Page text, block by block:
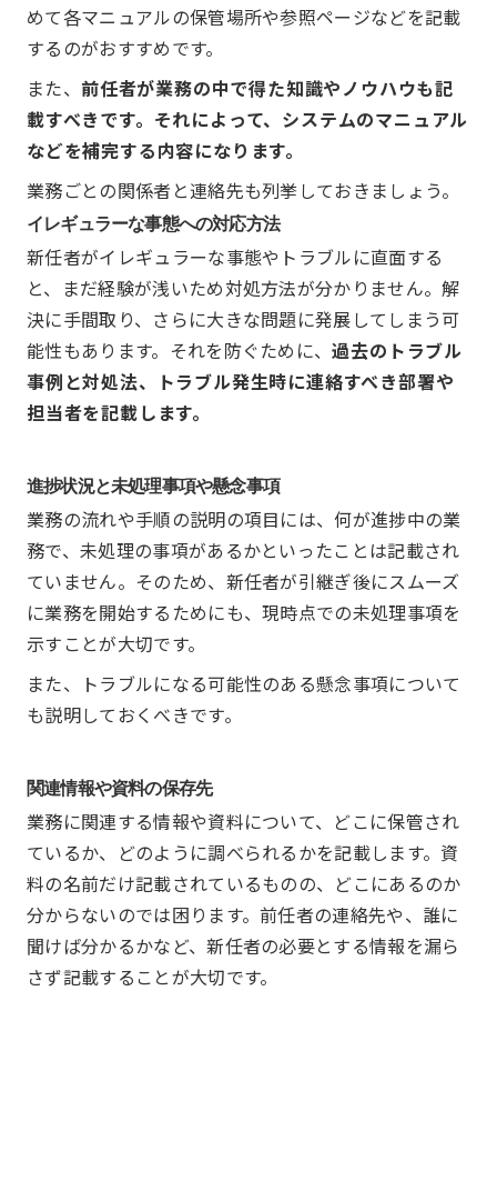
めて各マニュアルの保管場所や参照ページなどを記載
するのがおすすめです。
また、 前任者が業務の中で得た知識やノウハウも記
載すべきです。それによって、システムのマニュアル
などを補完する内容になります。
業務ごとの関係者と連絡先も列挙しておきましょう。
イレギュラーな事態への対応方法
新任者がイレギュラーな事態やトラブルに直面する
と、まだ経験が浅いため対処方法が分かりません。解
決に手間取り、さらに大きな問題に発展してしまう可
能性もあります。それを防ぐために、過去のトラブル
事例と対処法、トラブル発生時に連絡すべき部署や
担当者を記載します。
進捗状況と未処理事項や懸念事項
業務の流れや手順の説明の項目には、何が進捗中の業
務で、未処理の事項があるかといったことは記載され
ていません。そのため、新任者が引継ぎ後にスムーズ
に業務を開始するためにも、現時点での未処理事項を
示すことが大切です。
また、トラブルになる可能性のある懸念事項について
も説明しておくべきです。
関連情報や資料の保存先
業務に関連する情報や資料について、どこに保管され
ているか、どのように調べられるかを記載します。資
料の名前だけ記載されているものの、どこにあるのか
分からないのでは困ります。前任者の連絡先や、誰に
聞けば分かるかなど、新任者の必要とする情報を漏ら
さず記載することが大切です。